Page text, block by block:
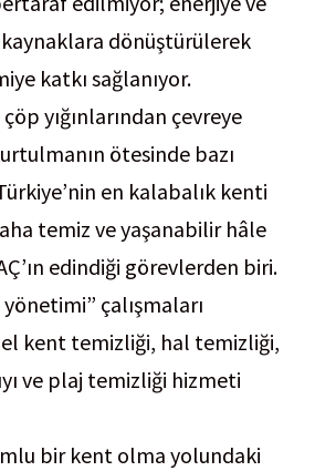
dönüştürülerek
katkı sağlanıyor.
yığınlarından çevreye
ötesinde bazı
en kalabalık kenti
temiz ve yaşanabilir hâle
edindiği görevlerden biri.
çalışmaları
kent temizliği, hal temizliği,
ve plaj temizliği hizmeti
bir kent olma yolundaki